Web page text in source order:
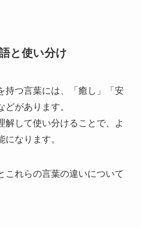
と使い分け
持つ言葉には、「癒し」「安
があります。
解して使い分けることで、よ
になります。
これらの言葉の違いについて